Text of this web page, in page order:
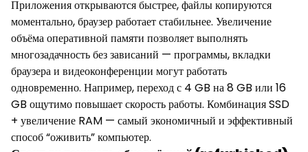
Приложения открываются быстрее, файлы копируются
моментально, браузер работает стабильнее. Увеличение
объёма оперативной памяти позволяет выполнять
многозадачность без зависаний — программы, вкладки
браузера и видеоконференции могут работать
одновременно. Например, переход с 4 GB на 8 GB или 16
GB ощутимо повышает скорость работы. Комбинация SSD
+ увеличение RAM — самый экономичный и эффективный
способ “оживить” компьютер.